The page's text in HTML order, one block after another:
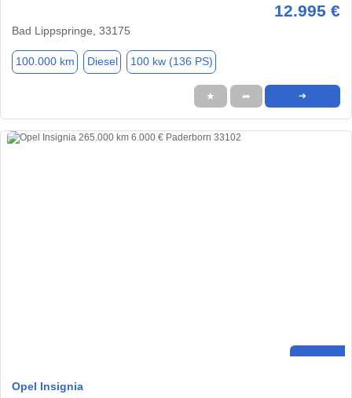
12.995 €
Bad Lippspringe, 33175
100.000 km Diesel 100 kw (136 PS)
★ ➦ ➜
Opel Insignia